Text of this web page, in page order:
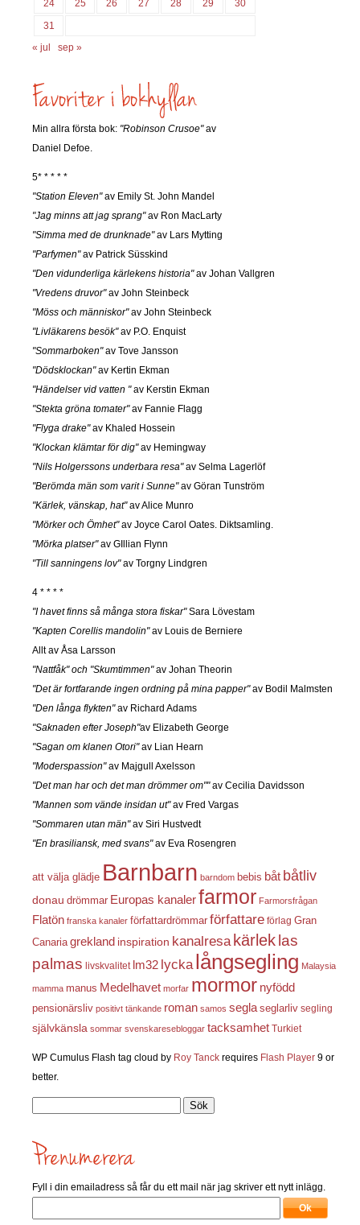
24
25 26 27 28 29
30
31
« jul
sep »
Min allra första bok: "Robinson Crusoe"av
Daniel Defoe.
5* * * * *
"Station Eleven"av Emily St. John Mandel
"Jag minns att jag sprang"av Ron MacLarty
"Simma med de drunknade"av Lars Mytting
"Parfymen"av Patrick Süsskind
"Den vidunderliga kärlekens historia"av Johan Vallgren
"Vredens druvor"av John Steinbeck
"Möss och människor"av John Steinbeck
"Livläkarens besök"av P.O. Enquist
"Sommarboken"av Tove Jansson
"Dödsklockan"av Kertin Ekman
"Händelser vid vatten "av Kerstin Ekman
"Stekta gröna tomater"av Fannie Flagg
"Flyga drake"av Khaled Hossein
"Klockan klämtar för dig"av Hemingway
"Nils Holgerssons underbara resa"av Selma Lagerlöf
"Berömda män som varit i Sunne"av Göran Tunström
"Kärlek, vänskap, hat"av Alice Munro
"Mörker och Ömhet"av Joyce Carol Oates. Diktsamling.
"Mörka platser"av GIllian Flynn
"Till sanningens lov"av Torgny Lindgren
4 * * * *
"I havet finns så många stora fiskar"Sara Lövestam
"Kapten Corellis mandolin"av Louis de Berniere
Allt av Åsa Larsson
"Nattfåk" och "Skumtimmen"av Johan Theorin
"Det är fortfarande ingen ordning på mina papper"av Bodil Malmsten
"Den långa flykten"av Richard Adams
"Saknaden efter Joseph"av Elizabeth George
"Sagan om klanen Otori"av Lian Hearn
"Moderspassion"av Majgull Axelsson
"Det man har och det man drömmer om""av Cecilia Davidsson
"Mannen som vände insidan ut"av Fred Vargas
"Sommaren utan män"av Siri Hustvedt
"En brasiliansk, med svans"av Eva Rosengren
att välja glädje Barnbarn barndom bebis båt båtliv
donau drömmar Europas kanalerfarmor Farmorsfrågan
Flatön franska kanaler författardrömmar författare förlag Gran
Canaria grekland inspiration kanalresa kärlek las
palmas livskvalitet lm32 lycka långsegling Malaysia
mamma manus Medelhavet morfar mormor nyfödd
pensionärsliv positivt tänkande roman samos segla seglarliv segling
självkänsla sommar svenskaresebloggar tacksamhet Turkiet
WP Cumulus Flash tag cloud by Roy Tanck requires Flash Player 9 or
better.
Fyll i din emailadress så får du ett mail när jag skriver ett nytt inlägg.